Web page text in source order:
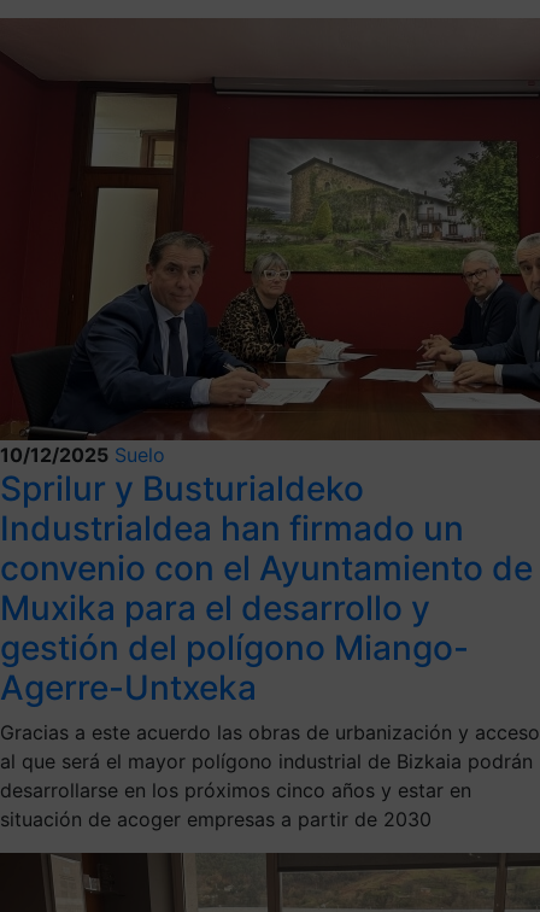
10/12/2025 Suelo
Sprilur y Busturialdeko
Industrialdea han firmado un
convenio con el Ayuntamiento de
Muxika para el desarrollo y
gestión del polígono Miango-
Agerre-Untxeka
Gracias a este acuerdo las obras de urbanización y acceso
al que será el mayor polígono industrial de Bizkaia podrán
desarrollarse en los próximos cinco años y estar en
situación de acoger empresas a partir de 2030